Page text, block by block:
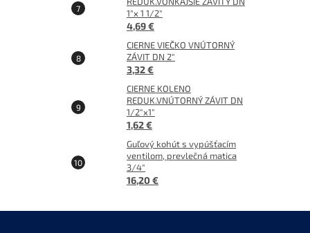
1"x 1 1/2"
4,69 €
CIERNE VIEČKO VNÚTORNÝ
ZÁVIT DN 2"
3,32 €
CIERNE KOLENO
REDUK.VNÚTORNÝ ZÁVIT DN
1/2"x1"
1,62 €
Guľový kohút s vypúšťacím
ventilom, prevlečná matica
3/4"
16,20 €